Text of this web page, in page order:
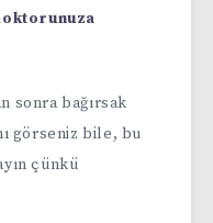
sonra bağırsak
görseniz bile, bu
çünkü